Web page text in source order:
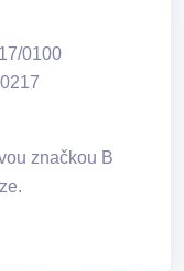
0100
značkou B